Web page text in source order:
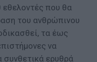
που θα
του ανθρώπινου
τα έως
να
συνθετικά ερυθρά